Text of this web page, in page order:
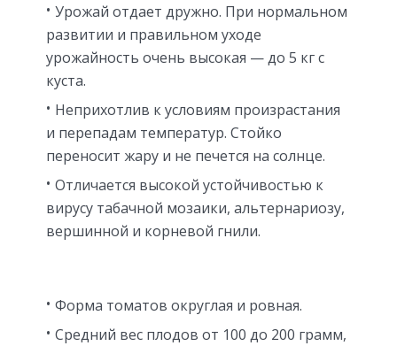
Урожай отдает дружно. При нормальном
развитии и правильном уходе
урожайность очень высокая — до 5 кг с
куста.
Неприхотлив к условиям произрастания
и перепадам температур. Стойко
переносит жару и не печется на солнце.
Отличается высокой устойчивостью к
вирусу табачной мозаики, альтернариозу,
вершинной и корневой гнили.
Форма томатов округлая и ровная.
Средний вес плодов от 100 до 200 грамм,